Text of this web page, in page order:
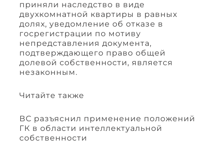
приняли наследство в виде
двухкомнатной квартиры в равных
долях, уведомление об отказе в
госрегистрации по мотиву
непредставления документа,
подтверждающего право общей
долевой собственности, является
незаконным.
Читайте также
ВС разъяснил применение положений
ГК в области интеллектуальной
собственности